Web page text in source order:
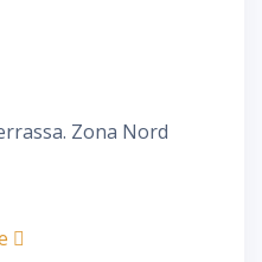
Zona Nord